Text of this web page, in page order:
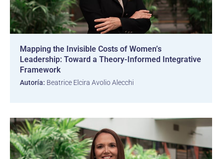
Mapping the Invisible Costs of Women’s
Leadership: Toward a Theory-Informed Integrative
Framework
Autoría: Beatrice Elcira Avolio Alecchi